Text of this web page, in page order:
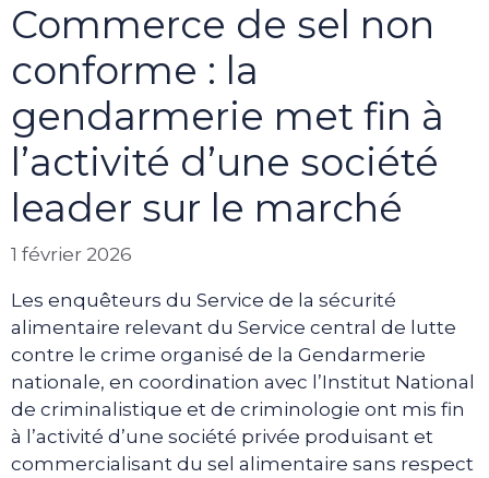
Commerce de sel non
conforme : la
gendarmerie met fin à
l’activité d’une société
leader sur le marché
1 février 2026
Les enquêteurs du Service de la sécurité
alimentaire relevant du Service central de lutte
contre le crime organisé de la Gendarmerie
nationale, en coordination avec l’Institut National
de criminalistique et de criminologie ont mis fin
à l’activité d’une société privée produisant et
commercialisant du sel alimentaire sans respect